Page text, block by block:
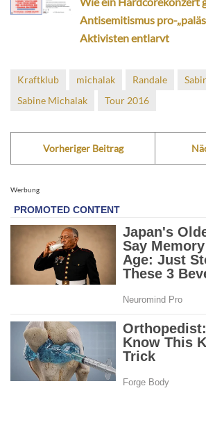
Antisemitismus pro-
Aktivisten entlarvt
Kraftklub michalak Randale
Sabine Michalak
Tour 2016
Vorheriger Beitrag
Werbung